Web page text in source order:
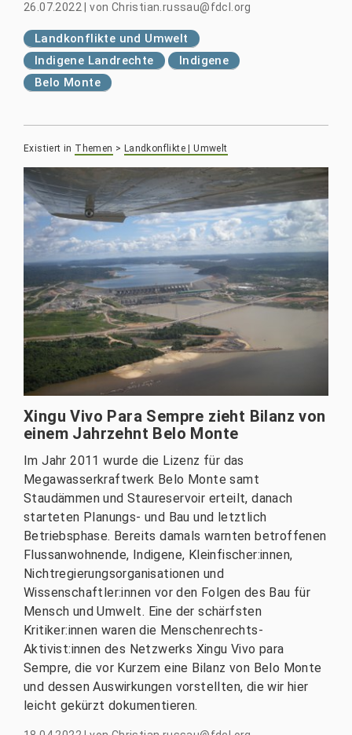
26.07.2022 |von Christian.russau@fdcl.org
Landkonflikte und Umwelt
Indigene Landrechte
Indigene
Belo Monte
Existiert in Themen > Landkonflikte | Umwelt
Xingu Vivo Para Sempre zieht Bilanz von
einem Jahrzehnt Belo Monte
Im Jahr 2011 wurde die Lizenz für das
Megawasserkraftwerk Belo Monte samt
Staudämmen und Staureservoir erteilt, danach
starteten Planungs- und Bau und letztlich
Betriebsphase. Bereits damals warnten betroffenen
Flussanwohnende, Indigene, Kleinfischer:innen,
Nichtregierungsorganisationen und
Wissenschaftler:innen vor den Folgen des Bau für
Mensch und Umwelt. Eine der schärfsten
Kritiker:innen waren die Menschenrechts-
Aktivist:innen des Netzwerks Xingu Vivo para
Sempre, die vor Kurzem eine Bilanz von Belo Monte
und dessen Auswirkungen vorstellten, die wir hier
leicht gekürzt dokumentieren.